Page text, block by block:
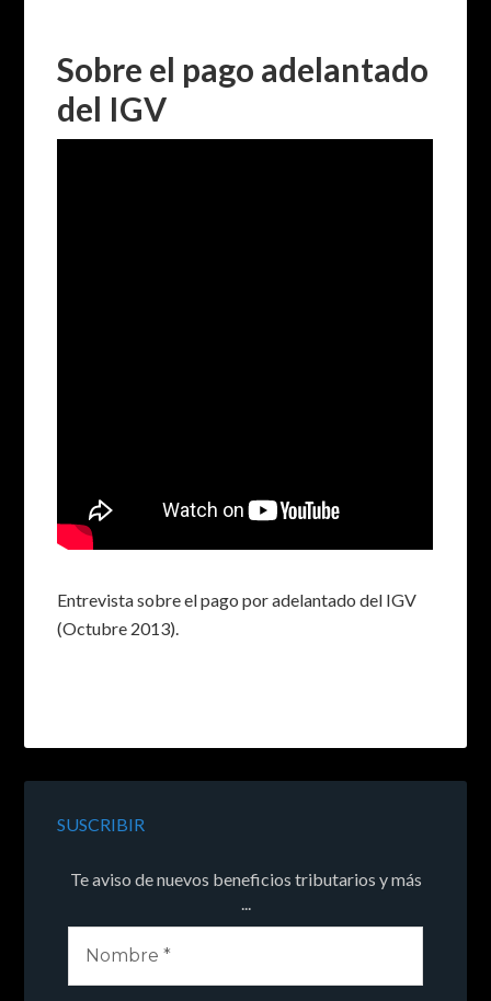
Sobre el pago adelantado
del IGV
Entrevista sobre el pago por adelantado del IGV
(Octubre 2013).
SUSCRIBIR
Te aviso de nuevos beneficios tributarios y más
...